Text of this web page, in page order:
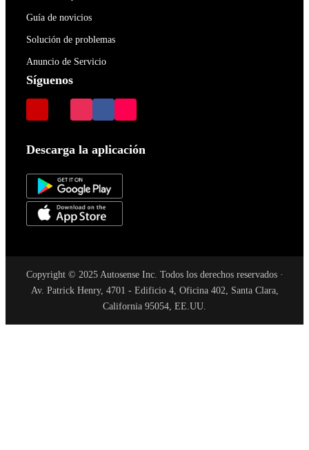
Guía de novicios
Solución de problemas
Anuncio de Servicio
Síguenos
Descarga la aplicación
Copyright © 2025 Autosense Inc. Todos los derechos reservados ·
Av. Patrick Henry, 4701 - Edificio 4, Oficina 402, Santa Clara,
California 95054, EE.UU.